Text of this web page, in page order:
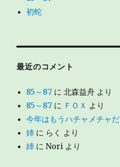
初蛇
最近のコメント
85～87 に北森益舟 より
85～87 に ＦＯＸ より
今年はもうハチャメチャだ
姉 に らく より
姉 にNori より